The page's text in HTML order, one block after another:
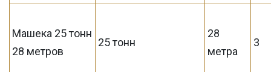
Машека 25 тонн
28 метров
25 тонн
28
метра
3